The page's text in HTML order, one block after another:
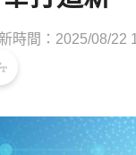
時間：2025/08/22